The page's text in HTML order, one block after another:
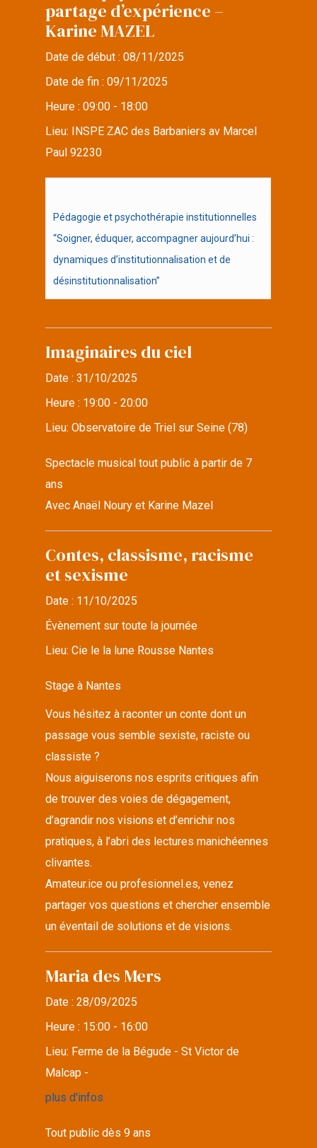
partage d’expérience –
Karine MAZEL
Date de début :08/11/2025
Date de fin :09/11/2025
Heure :09:00 - 18:00
Lieu:
INSPE ZAC des Barbaniers av Marcel
Paul 92230
Pédagogie et psychothérapie institutionnelles
“Soigner, éduquer, accompagner aujourd’hui :
dynamiques d’institutionnalisation et de
désinstitutionnalisation”
Imaginaires du ciel
Date :31/10/2025
Heure : 19:00 - 20:00
Lieu:Observatoire de Triel sur Seine (78)
Spectacle musical tout public à partir de 7
ans
Avec Anaël Noury et Karine Mazel
Contes, classisme, racisme
et sexisme
Date : 11/10/2025
Évènement sur toute la journée
Lieu:Cie le la lune Rousse Nantes
Stage à Nantes
Vous hésitez à raconter un conte dont un
passage vous semble sexiste, raciste ou
classiste ?
Nous aiguiserons nos esprits critiques afin
de trouver des voies de dégagement,
d’agrandir nos visions et d’enrichir nos
pratiques, à l’abri des lectures manichéennes
clivantes.
Amateur.ice ou profesionnel.es, venez
partager vos questions et chercher ensemble
un éventail de solutions et de visions.
Maria des Mers
Date :28/09/2025
Heure : 15:00 - 16:00
Lieu: Ferme de la Bégude - St Victor de
Malcap -
plus d'infos
Tout public dès 9 ans